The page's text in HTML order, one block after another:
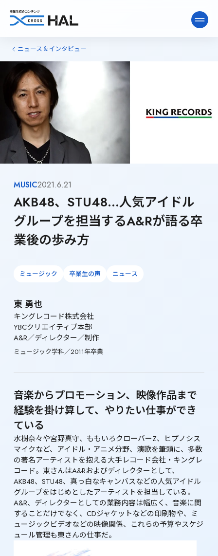
ニュース&インタビュー
卒業生ライブラリー
卒業生向け情報
ニュース＆インタビュー
MUSIC2021.6.21
AKB48、STU48…人気アイドル
グループを担当するA&Rが語る卒
業後の歩み方
ミュージック 卒業生の声 ニュース
東 勇也
キングレコード株式会社
YBCクリエイティブ本部
A&R／ディレクター／制作
ミュージック学科／2011年卒業
音楽からプロモーション、映像作品まで
経験を掛け算して、やりたい仕事ができ
ている
水樹奈々や宮野真守、ももいろクローバーZ、ヒプノシス
マイクなど、アイドル・アニメ分野、演歌を筆頭に、多数
の著名アーティストを抱える大手レコード会社・キングレ
コード。東さんはA&Rおよびディレクターとして、
AKB48、STU48、真っ白なキャンバスなどの人気アイドル
グループをはじめとしたアーティストを担当している。
A&R、ディレクターとしての業務内容は幅広く、音楽に関
することだけでなく、CDジャケットなどの印刷物や、ミ
ュージックビデオなどの映像関係、これらの予算やスケジ
ュール管理も東さんの仕事だ。